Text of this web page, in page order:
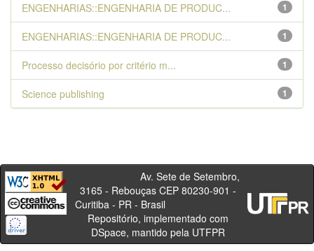
1
ENGENHARIAS::ENGENHARIA DE PRODUC...
1
ENGENHARIAS::ENGENHARIA DE PRODUC...
1
Processo decisório por critério m...
1
Science publishing
Av. Sete de Setembro,
3165 - Rebouças CEP 80230-901 -
Curitiba - PR - Brasil
Repositório, implementado com
DSpace, mantido pela UTFPR